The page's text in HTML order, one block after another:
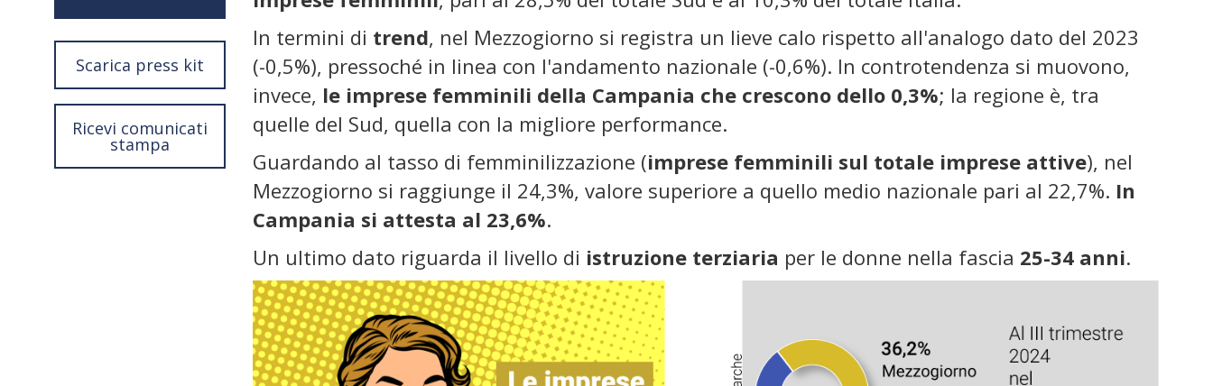
Scarica press kit
Ricevi comunicati
stampa
In termini di trend, nel Mezzogiorno si registra un lieve calo rispetto all'analogo dato del 2023
(-0,5%), pressoché in linea con l'andamento nazionale (-0,6%). In controtendenza si muovono,
invece, le imprese femminili della Campania che crescono dello 0,3%; la regione è, tra
quelle del Sud, quella con la migliore performance.
Guardando al tasso di femminilizzazione (imprese femminili sul totale imprese attive), nel
Mezzogiorno si raggiunge il 24,3%, valore superiore a quello medio nazionale pari al 22,7%. In
Campania si attesta al 23,6%.
Un ultimo dato riguarda il livello di istruzione terziaria per le donne nella fascia 25-34 anni.